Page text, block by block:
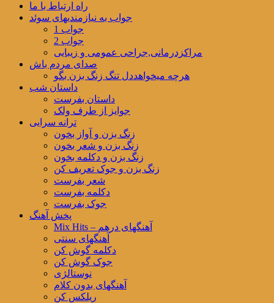
راه ارتباط با ما
جواب به نیازمندیهای سوئد
جواب 1
جواب 2
مراکزدرمانی,جراحی عمومی و زیبایی
صدای مردم باش
هرچه میخواهددل تنگ زنگ بزن بگو
داستان شب
داستان بفرست
جوایز از طرف ولک
ترانه سرایی
زنگ بزن و آواز بخون
زنگ بزن و شعر بخون
زنگ بزن و دکلمه بخون
زنگ بزن و جوک تعریف کن
شعر بفرست
دکلمه بفرست
جوک بفرست
پخش آهنگ
Mix Hits – آهنگهای درهم
آهنگهای سنتی
دکلمه گوش کن
جوک گوش کن
نوستالژی
آهنگهای بدون کلام
ریلکس کن